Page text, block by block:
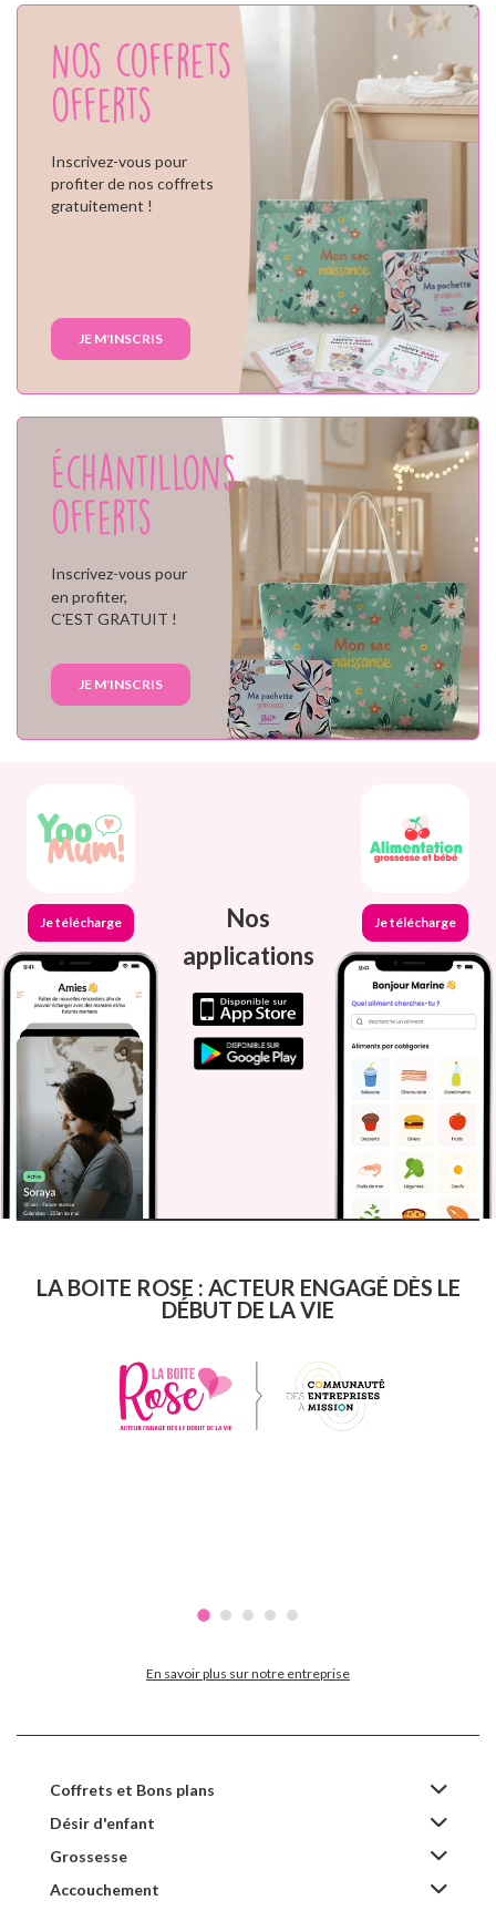
Nos coffrets
offerts
Inscrivez-vous pour
profiter de nos coffrets
gratuitement !
JE M'INSCRIS
Échantillons
offerts
Inscrivez-vous pour
en profiter,
C'EST GRATUIT !
JE M'INSCRIS
Je télécharge
Nos
applications
Je télécharge
LA BOITE ROSE : ACTEUR ENGAGÉ DÈS LE
DÉBUT DE LA VIE
En savoir plus sur notre entreprise
Coffrets et Bons plans
Désir d'enfant
Grossesse
Accouchement